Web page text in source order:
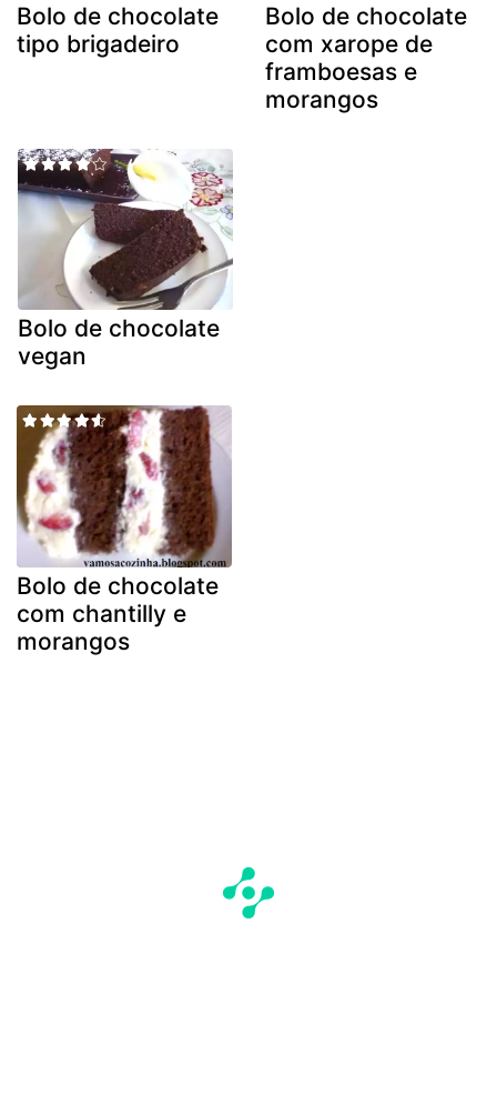
Bolo de chocolate
tipo brigadeiro
Bolo de chocolate
com xarope de
framboesas e
morangos
Bolo de chocolate
vegan
Bolo de chocolate
com chantilly e
morangos